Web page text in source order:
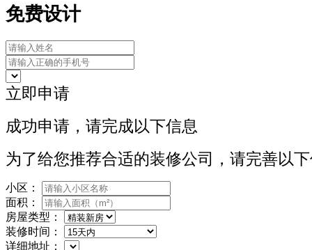
免费设计
立即申请
成功申请，请完成以下信息
为了给您推荐合适的装修公司，请完善以
小区：
面积：
房屋类型：
装修时间：
详细地址：